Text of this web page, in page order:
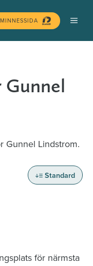
Gunnel Lindstrom.
Standard
för närmsta